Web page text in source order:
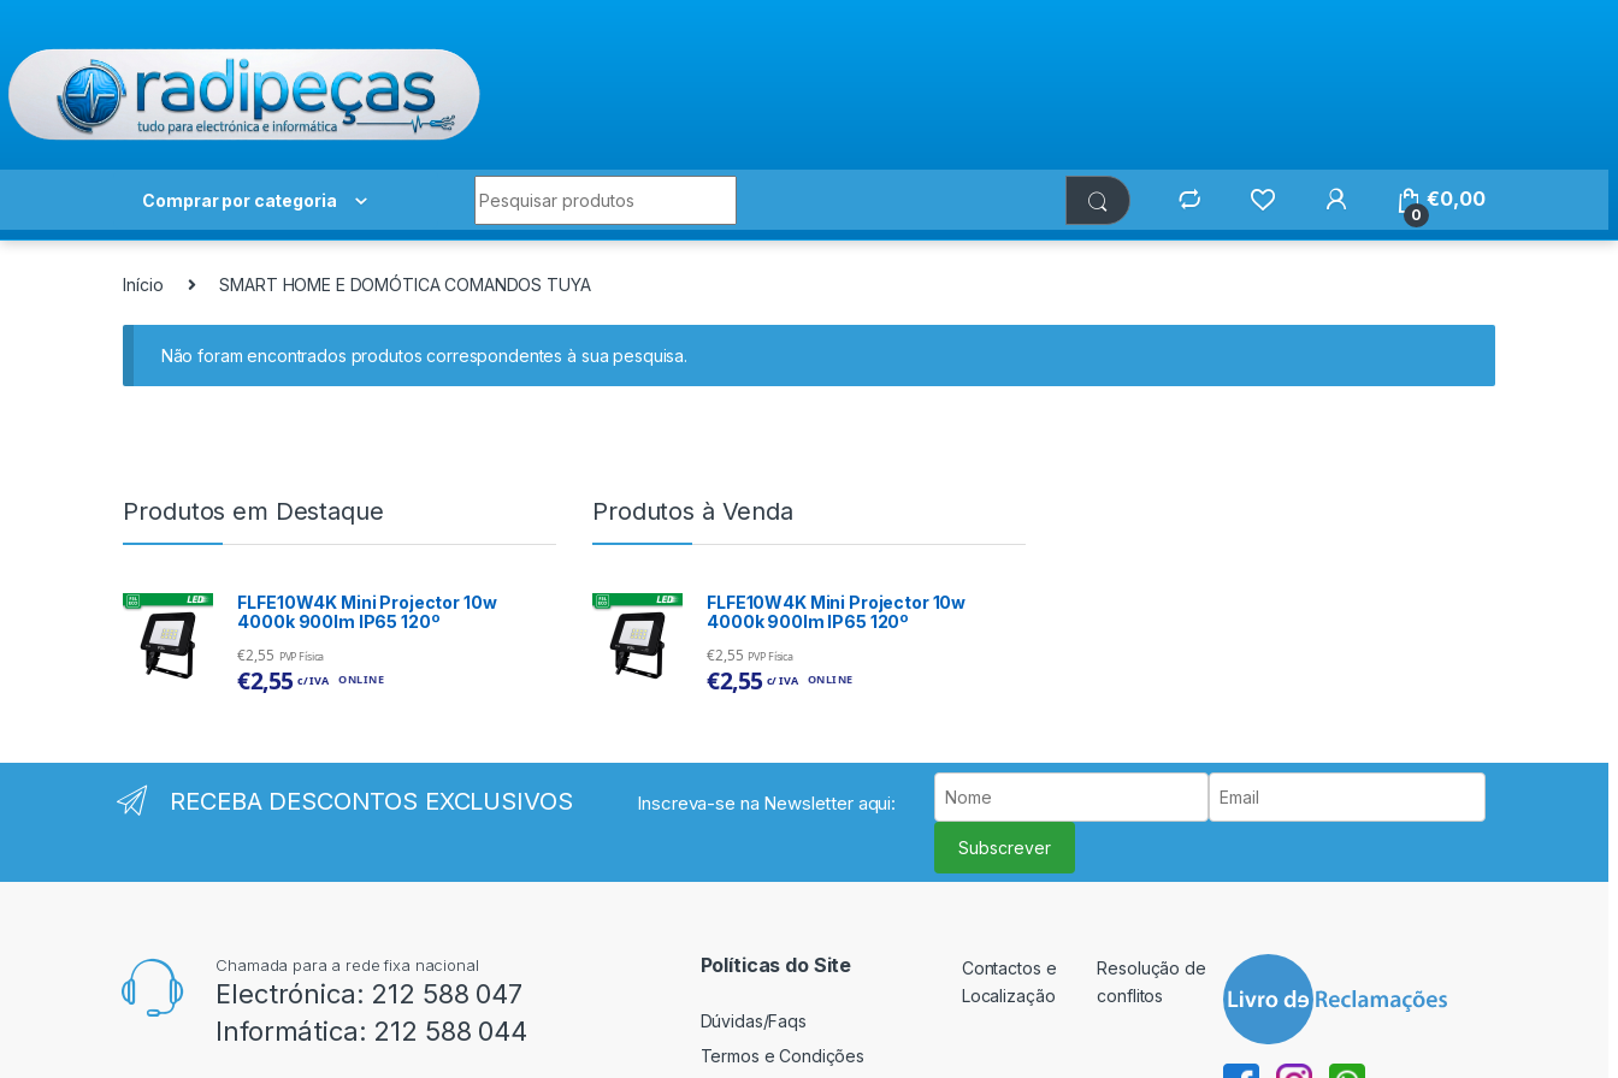
Comprar por categoria
0
€0,00
Início SMART HOME E DOMÓTICA COMANDOS TUYA
Não foram encontrados produtos correspondentes à sua pesquisa.
Produtos em Destaque
FLFE10W4K Mini Projector 10w
4000k 900lm IP65 120º
€2,55 PVP Física
€2,55 c/ IVA ONLINE
Produtos à Venda
FLFE10W4K Mini Projector 10w
4000k 900lm IP65 120º
€2,55 PVP Física
€2,55 c/ IVA ONLINE
RECEBA DESCONTOS EXCLUSIVOS Inscreva-se na Newsletter aqui:
Subscrever
Chamada para a rede fixa nacional
Electrónica: 212 588 047
Informática: 212 588 044
Políticas do Site
Dúvidas/Faqs
Termos e Condições
Contactos e
Localização
Resolução de
conflitos